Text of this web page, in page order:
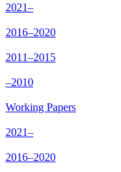
2021–
2016–2020
2011–2015
–2010
Working Papers
2021–
2016–2020